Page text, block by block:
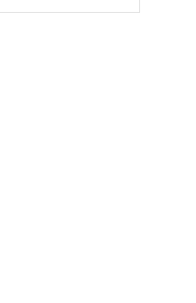
转向胶套和球头